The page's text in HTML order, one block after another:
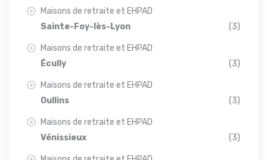
Maisons de retraite et EHPAD
Sainte-Foy-lès-Lyon
(3)
Maisons de retraite et EHPAD
Écully
(3)
Maisons de retraite et EHPAD
Oullins
(3)
Maisons de retraite et EHPAD
Vénissieux
(3)